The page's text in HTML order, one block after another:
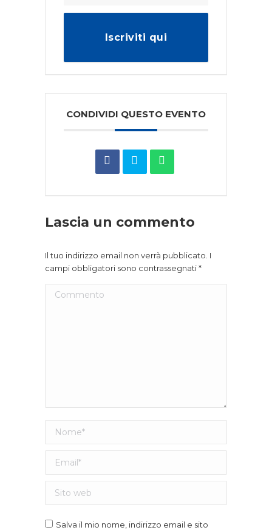
Iscriviti qui
CONDIVIDI QUESTO EVENTO
Lascia un commento
Il tuo indirizzo email non verrà pubblicato. I
campi obbligatori sono contrassegnati*
Commento
Nome *
Email *
Sito web
Salva il mio nome, indirizzo email e sito